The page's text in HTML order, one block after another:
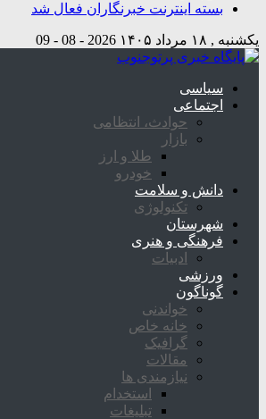
بسته اینترنت خبرنگاران فعال شد
یکشنبه , ۱۸ مرداد ۱۴۰۵ 2026 - 08 - 09
سیاسی
اجتماعی
حوادث، انتظامی
بازار
طلا و ارز
خودرو
دانش و سلامت
تکنولوژی
شهرستان
فرهنگی و هنری
ادبیات
ورزشی
گوناگون
خواندنی
خانه خاص
گرافیک
مقالات
نیازمندی ها
استخدام
تبلیغات